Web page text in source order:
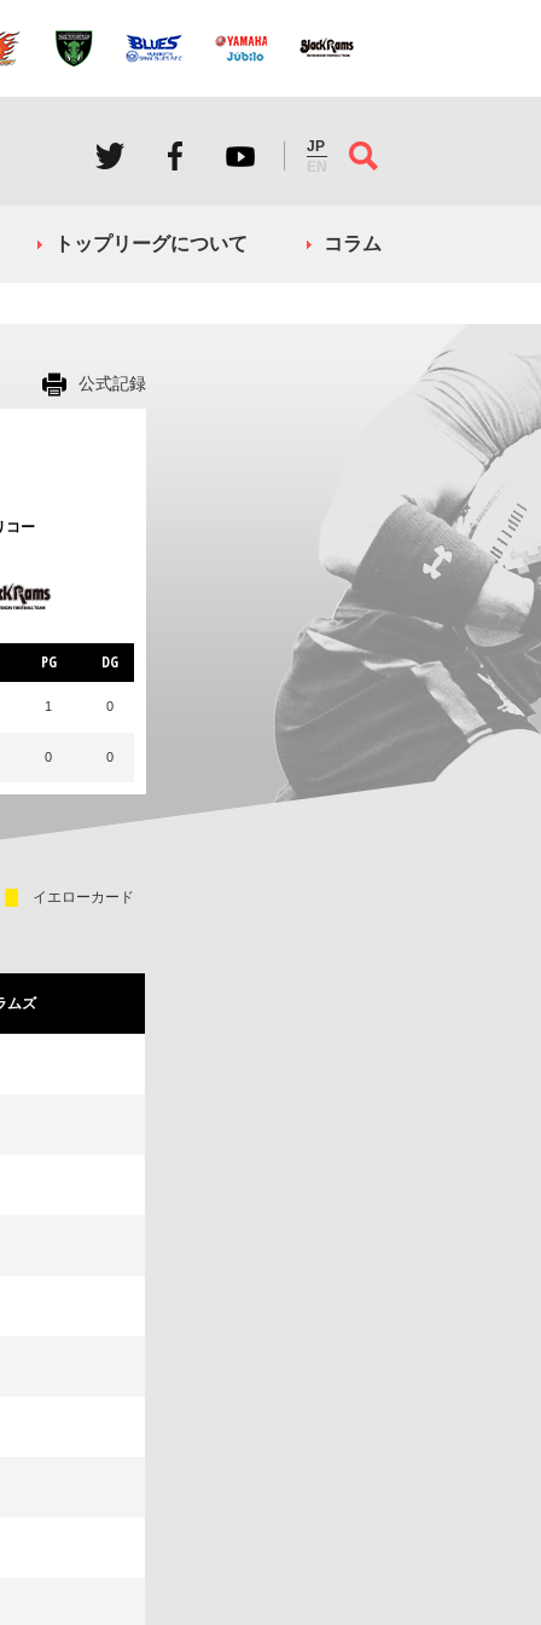
JP
EN
トップリーグについて コラム
公式記録
コー
PG DG
1 0
0 0
イエローカード
ムズ